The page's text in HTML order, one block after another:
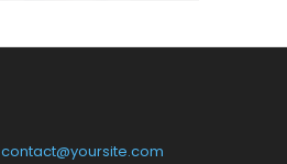
contact@yoursite.com